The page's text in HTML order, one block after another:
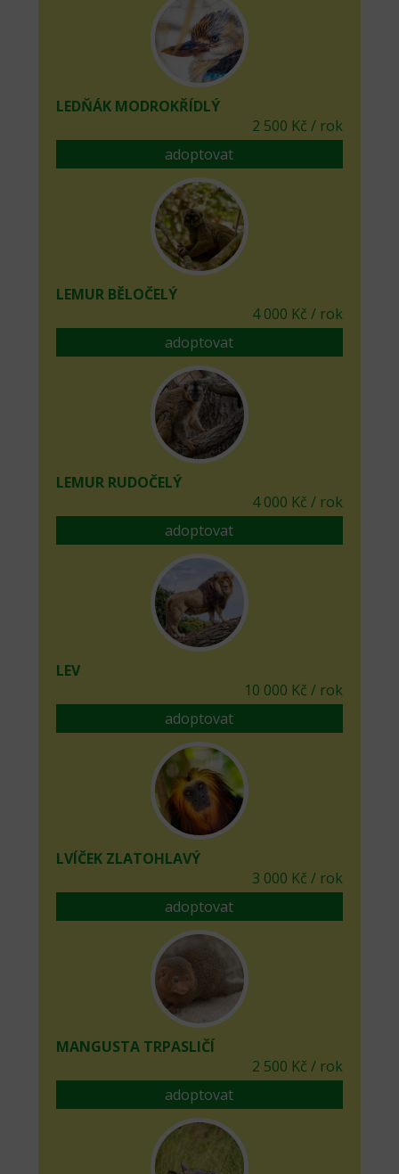
LEDŇÁK MODROKŘÍDLÝ
2 500 Kč / rok
adoptovat
LEMUR BĚLOČELÝ
4 000 Kč / rok
adoptovat
LEMUR RUDOČELÝ
4 000 Kč / rok
adoptovat
LEV
10 000 Kč / rok
adoptovat
LVÍČEK ZLATOHLAVÝ
3 000 Kč / rok
adoptovat
MANGUSTA TRPASLIČÍ
2 500 Kč / rok
adoptovat